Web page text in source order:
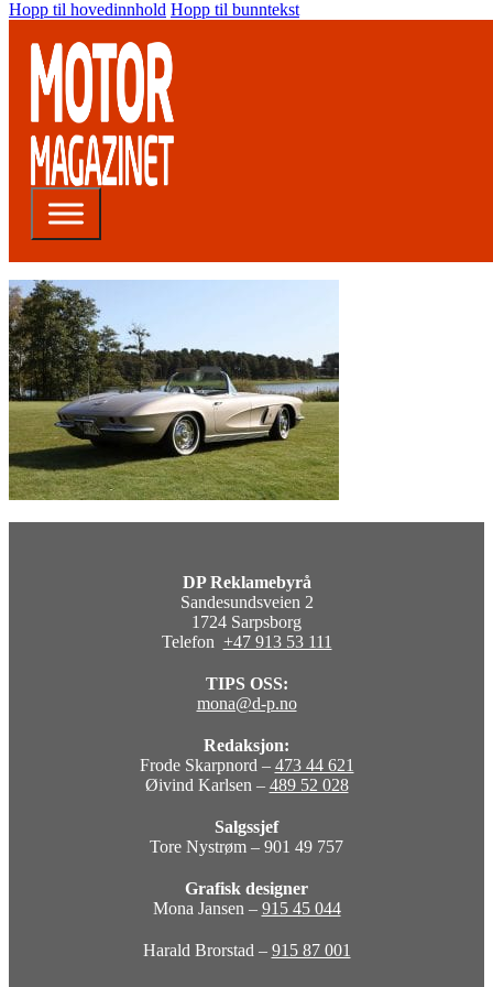
Hopp til hovedinnhold Hopp til bunntekst
DP Reklamebyrå
Sandesundsveien 2
1724 Sarpsborg
Telefon +47 913 53 111
TIPS OSS:
mona@d-p.no
Redaksjon:
Frode Skarpnord – 473 44 621
Øivind Karlsen – 489 52 028
Salgssjef
Tore Nystrøm – 901 49 757
Grafisk designer
Mona Jansen – 915 45 044
Harald Brorstad – 915 87 001